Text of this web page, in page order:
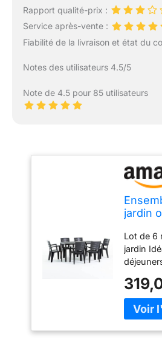
Rapport qualité-prix :
Service après-vente :
Fiabilité de la livraison et état du
Notes des utilisateurs 4.5/5
Note de 4.5 pour 85 utilisateurs
jardin
bois,
acier
lattes
en
Lot de 6
jardin
mesure
une
un